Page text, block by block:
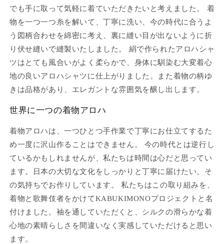
でも手に取って気軽に着ていただきたいと考えました。 着
物を一つ一つ糸を解いて、丁寧に洗い、今の時代に合うよ
う図柄合わせを綿密に考え、裏に縫い目が出ないように折
り伏せ縫いで縫製いたしました。 絹で作られたアロハシャ
ツはとても風合いがよく柔らかで、身体に馴染む大変着心
地の良いアロハシャツに仕上がりました。また着物の柄ゆ
きは品格があり、エレガントな雰囲気を醸し出します。
世界に一つの着物アロハ
着物アロハは、一つひとつ手作業で丁寧にお仕立てするた
め一度に沢山作ることはできません。 今の時代とは逆行し
ているかもしれませんが、私たちは時間は心だと思ってい
ます。日本の大切な文化をしっかりと丁寧に届けたい。そ
の気持ちでお作りしています。 私たちはこの取り組みを、
着物と歌舞伎者をかけてKABUKIMONOプロジェクトと名
付けました。袖を通していただくと、シルクの滑らかな着
心地の素晴らしさを間違いなく実感していただけると思い
ます。